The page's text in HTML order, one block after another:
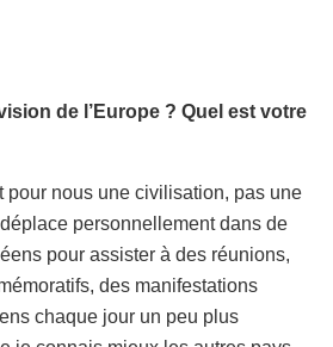
de l’Europe ? Quel est votre
pour nous une civilisation, pas une
personnellement dans de
pour assister à des réunions,
des manifestations
chaque jour un peu plus